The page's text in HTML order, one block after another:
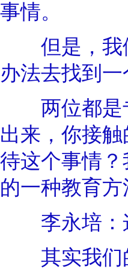
事情。
但是，我们
办法去找到
两位都是专
出来，你接
待这个事情
的一种教育方
李永培：
其实我们的